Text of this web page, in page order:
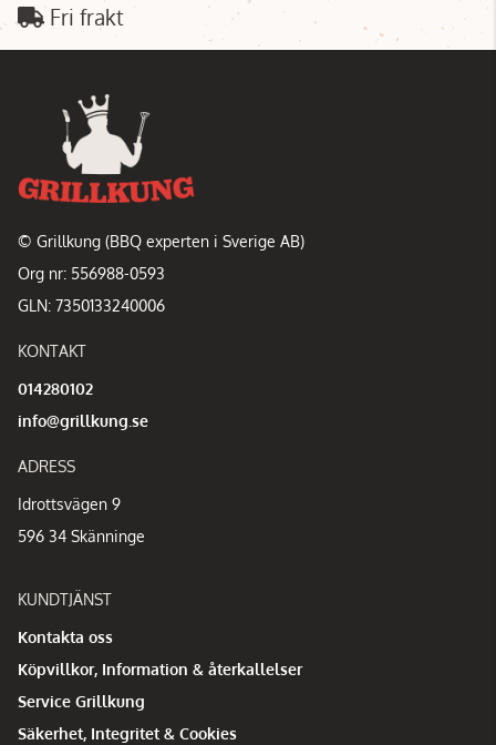
Fri frakt
© Grillkung (BBQ experten i Sverige AB)
Org nr: 556988-0593
GLN: 7350133240006
KONTAKT
014280102
info@grillkung.se
ADRESS
Idrottsvägen 9
596 34 Skänninge
KUNDTJÄNST
Kontakta oss
Köpvillkor, Information & återkallelser
Service Grillkung
Säkerhet, Integritet & Cookies